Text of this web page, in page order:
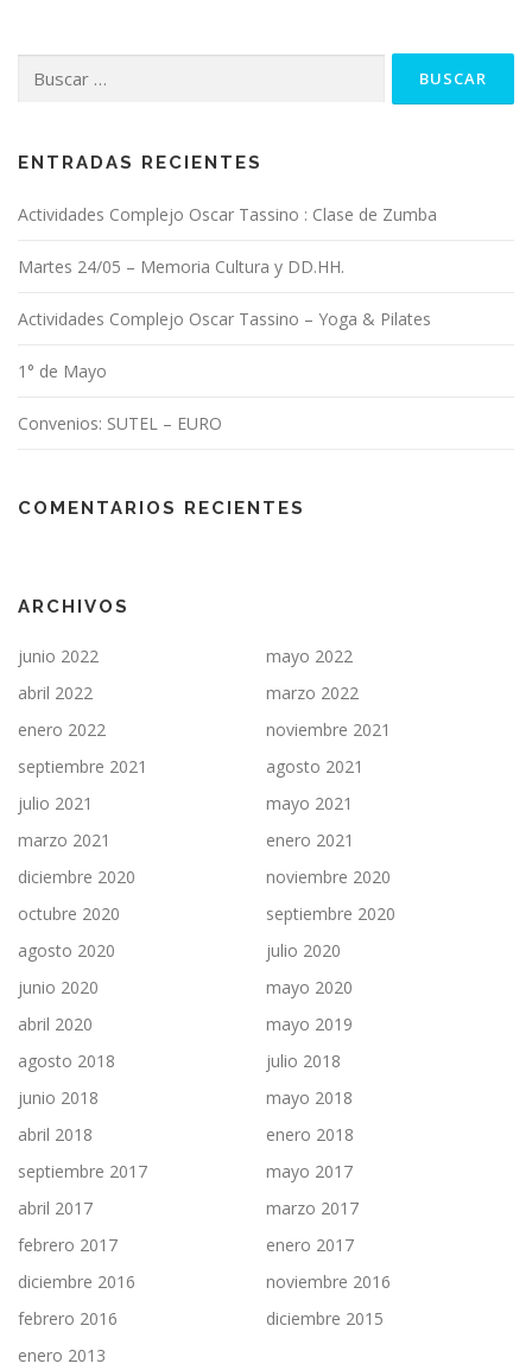
n
e
e
t
a
d
ENTRADAS RECIENTES
Actividades Complejo Oscar Tassino : Clase de Zumba
Martes 24/05 – Memoria Cultura y DD.HH.
Actividades Complejo Oscar Tassino – Yoga & Pilates
1° de Mayo
Convenios: SUTEL – EURO
COMENTARIOS RECIENTES
ARCHIVOS
junio 2022
mayo 2022
abril 2022
marzo 2022
enero 2022
noviembre 2021
septiembre 2021
agosto 2021
julio 2021
mayo 2021
marzo 2021
enero 2021
diciembre 2020
noviembre 2020
octubre 2020
septiembre 2020
agosto 2020
julio 2020
junio 2020
mayo 2020
abril 2020
mayo 2019
agosto 2018
julio 2018
junio 2018
mayo 2018
abril 2018
enero 2018
septiembre 2017
mayo 2017
abril 2017
marzo 2017
febrero 2017
enero 2017
diciembre 2016
noviembre 2016
febrero 2016
diciembre 2015
enero 2013